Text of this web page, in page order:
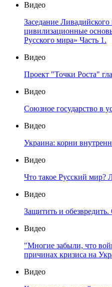
Видео
Заседание
цивилизационные
Русского мира» Часть 1.
Видео
Проект "Точки Роста"
Видео
Союзное государство в
Видео
Украина: корни
Видео
Что такое Русский мир?
Видео
Защитить и
Видео
"Многие забыли, что
причинах кризиса на
Видео